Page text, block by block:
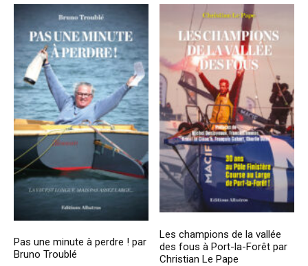
Pas une minute à perdre ! par
Bruno Troublé
Les champions de la vallée
des fous à Port-la-Forêt par
Christian Le Pape